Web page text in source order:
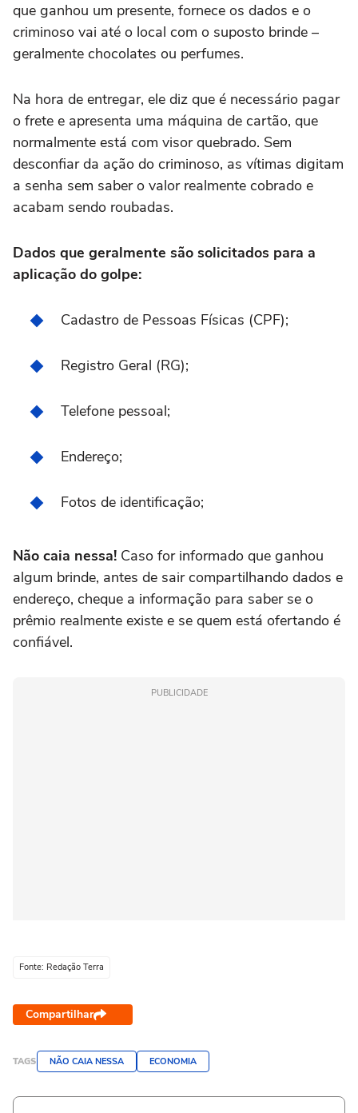
que ganhou um presente, fornece os dados e o
criminoso vai até o local com o suposto brinde –
geralmente chocolates ou perfumes.
Na hora de entregar, ele diz que é necessário pagar
o frete e apresenta uma máquina de cartão, que
normalmente está com visor quebrado. Sem
desconfiar da ação do criminoso, as vítimas digitam
a senha sem saber o valor realmente cobrado e
acabam sendo roubadas.
Dados que geralmente são solicitados para a
aplicação do golpe:
Cadastro de Pessoas Físicas (CPF);
Registro Geral (RG);
Telefone pessoal;
Endereço;
Fotos de identificação;
Não caia nessa! Caso for informado que ganhou
algum brinde, antes de sair compartilhando dados e
endereço, cheque a informação para saber se o
prêmio realmente existe e se quem está ofertando é
confiável.
PUBLICIDADE
Fonte: Redação Terra
Compartilhar
TAGS NÃO CAIA NESSA ECONOMIA